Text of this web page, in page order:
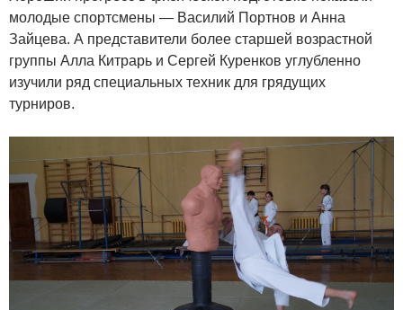
молодые спортсмены — Василий Портнов и Анна
Зайцева. А представители более старшей возрастной
группы Алла Китрарь и Сергей Куренков углубленно
изучили ряд специальных техник для грядущих
турниров.